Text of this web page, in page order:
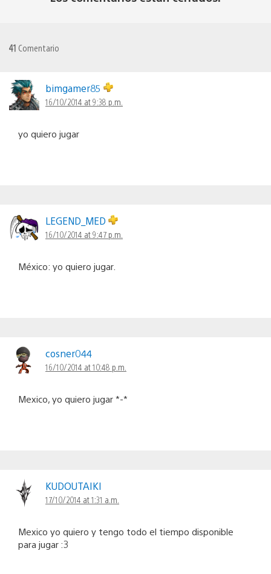
41 Comentario
bimgamer85
16/10/2014 at 9:38 p.m.
yo quiero jugar
LEGEND_MED
16/10/2014 at 9:47 p.m.
México: yo quiero jugar.
cosner044
16/10/2014 at 10:48 p.m.
Mexico, yo quiero jugar *-*
KUDOUTAIKI
17/10/2014 at 1:31 a.m.
Mexico yo quiero y tengo todo el tiempo disponible
para jugar :3